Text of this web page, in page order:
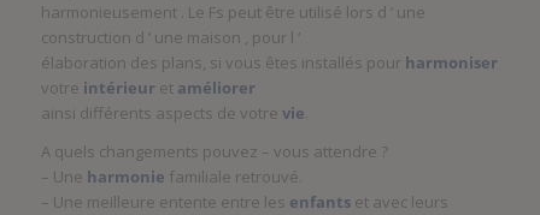
harmonieusement . Le Fs peut être utilisé lors d ‘ une
construction d ‘ une maison , pour l ‘
élaboration des plans, si vous êtes installés pour harmoniser
votre intérieuretaméliorer
ainsi différents aspects de votre vie.
A quels changements pouvez – vous attendre ?
– Une harmonie familiale retrouvé.
– Une meilleure entente entre les enfantset avec leurs